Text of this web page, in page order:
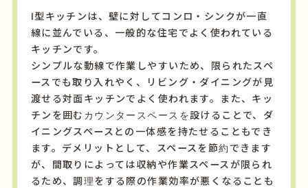
I型キッチンは、壁に対してコンロ・シンクが一直
線に並んでいる、一般的な住宅でよく使われている
キッチンです。
シンプルな動線で作業しやすいため、限られたスペ
ースでも取り入れやく、リビング・ダイニングが見
渡せる対面キッチンでよく使われます。また、キッ
チンを囲むカウンタースペースを設けることで、ダ
イニングスペースとの一体感を持たせることもでき
ます。デメリットとして、スペースを節約できます
が、間取りによっては収納や作業スペースが限られ
るため、調理をする際の作業効率が悪くなることも